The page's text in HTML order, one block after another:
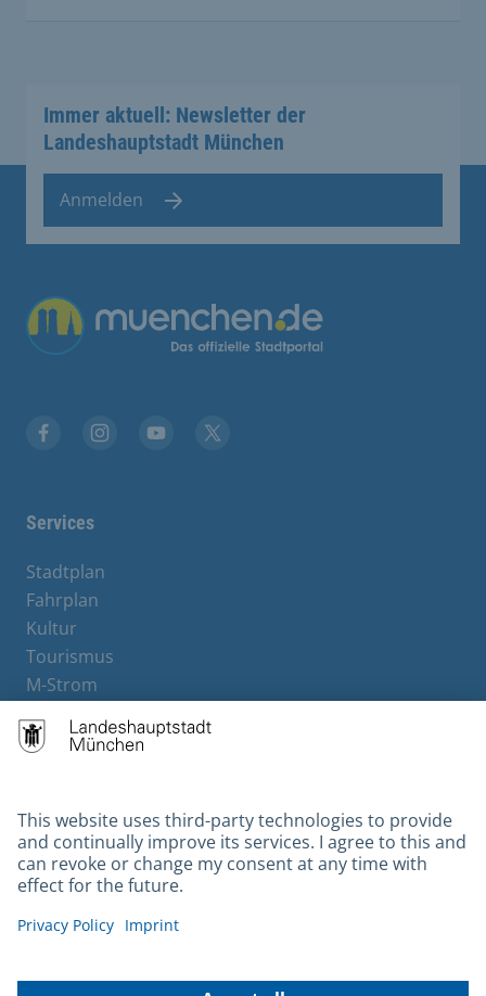
Immer aktuell: Newsletter der
Landeshauptstadt München
Anmelden
Übergreifende Links
Services
Stadtplan
Fahrplan
Kultur
Tourismus
M-Strom
Hotels
Contact
Barrierefreiheit
Leichte Sprache
Gebärdensprache
Kontakt